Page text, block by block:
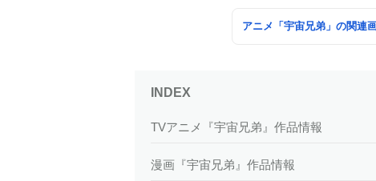
アニメ「宇宙兄弟」の関連
TVアニメ『宇宙兄弟』作品情報
漫画『宇宙兄弟』作品情報